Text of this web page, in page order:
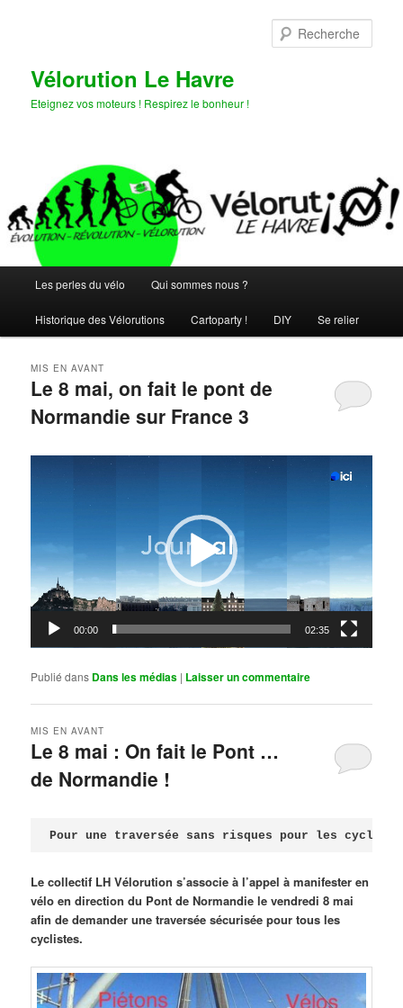
Vélorution Le Havre
Eteignez vos moteurs ! Respirez le bonheur !
principal
Les perles du vélo Qui sommes nous ?
Historique des Vélorutions Cartoparty ! DIY Se relier
Le 8 mai, on fait le pont de
Normandie sur France 3
MIS EN AVANT
00:00 02:35
Publié dans Dans les médias | Laisser un commentaire
Le 8 mai : On fait le Pont …
de Normandie !
MIS EN AVANT
Pour une traversée sans risques pour les
Le collectif LH Vélorution s’associe à l’appel à manifester en
vélo en direction du Pont de Normandie le vendredi 8 mai
afin de demander une traversée sécurisée pour tous les
cyclistes.